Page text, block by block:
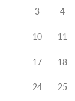
3 4
10 11
17 18
24 25